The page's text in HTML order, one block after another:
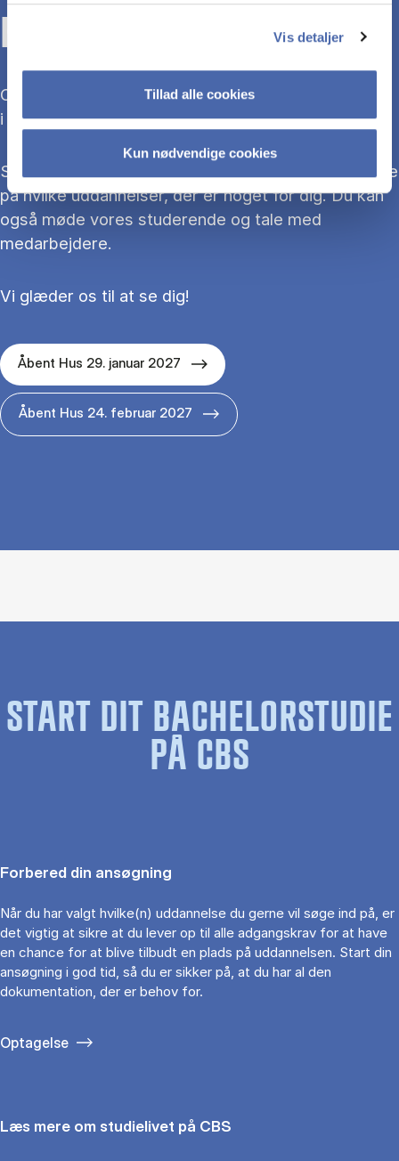
Vis detaljer
Tillad alle cookies
Kun nødvendige cookies
KOM TIL ÅBENT HUS
Overvejer du at søge ind på en bacheloruddannelse
i 2027?
Så kom med til Åbent Hus, hvor du kan blive klogere
på hvilke uddannelser, der er noget for dig. Du kan
også møde vores studerende og tale med
medarbejdere.
Vi glæder os til at se dig!
Åbent Hus 29. januar 2027
Åbent Hus 24. februar 2027
START DIT BACHELORSTUDIE
PÅ CBS
Forbered din ansøgning
Når du har valgt hvilke(n) uddannelse du gerne vil søge ind på, er
det vigtig at sikre at du lever op til alle adgangskrav for at have
en chance for at blive tilbudt en plads på uddannelsen. Start din
ansøgning i god tid, så du er sikker på, at du har al den
dokumentation, der er behov for.
Optagelse
Læs mere om studielivet på CBS